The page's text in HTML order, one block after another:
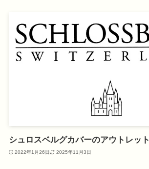
シュロスベルグカバーのアウトレット
2022年1月26日 2025年11月3日